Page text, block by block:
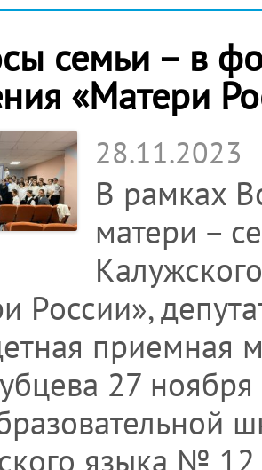
семьи – в
«Матери
28.11.2023
В рамках
матери –
России»,
приемная
27
языка №